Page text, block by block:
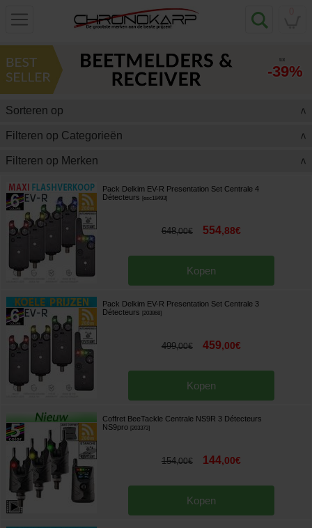
tot
-39%
Sorteren op >
Filteren op Categorieën >
Filteren op Merken >
Pack Delkim EV-R Presentation Set Centrale 4
Détecteurs
[esc18493]
648,00€ 554,88€
Kopen
Pack Delkim EV-R Presentation Set Centrale 3
Détecteurs
203868]
499,00€ 459,00€
Kopen
Coffret BeeTackle Centrale NS9R 3 Détecteurs
NS9pro
203373]
154,00€ 144,00€
Kopen